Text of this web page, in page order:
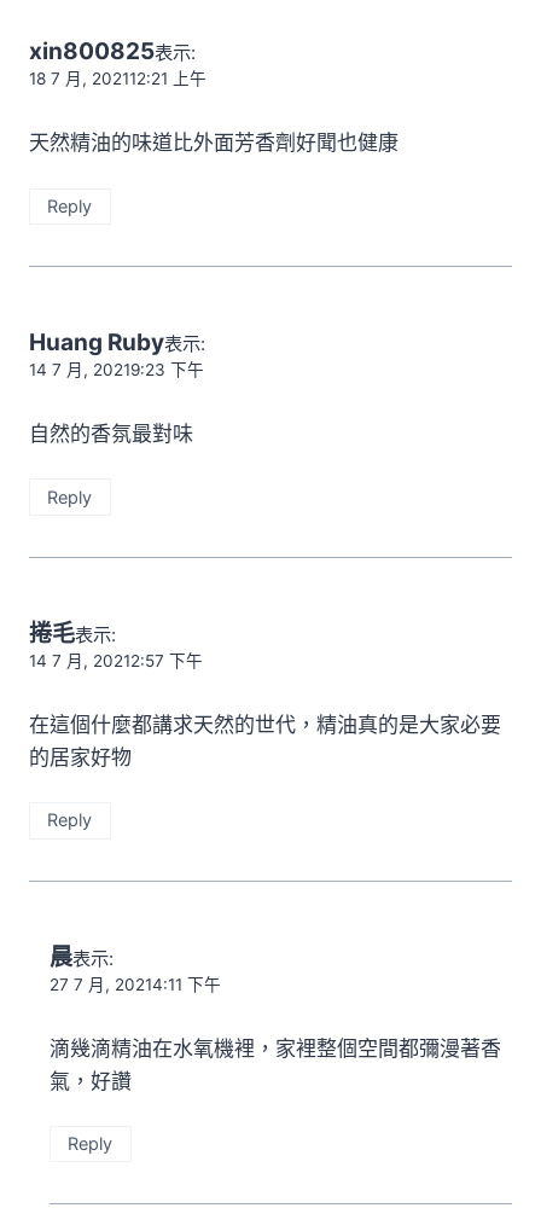
導
覽
xin800825表示:
18 7 月, 202112:21 上午
天然精油的味道比外面芳香劑好聞也健康
Reply
Huang Ruby表示:
14 7 月, 20219:23 下午
自然的香氛最對味
Reply
捲毛表示:
14 7 月, 20212:57 下午
在這個什麼都講求天然的世代，精油真的是大家必要
的居家好物
Reply
晨表示:
27 7 月, 20214:11 下午
滴幾滴精油在水氧機裡，家裡整個空間都彌漫著香
氣，好讚
Reply